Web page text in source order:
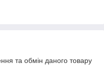
та обмін даного товару